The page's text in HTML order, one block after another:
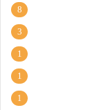
8
3
1
1
1